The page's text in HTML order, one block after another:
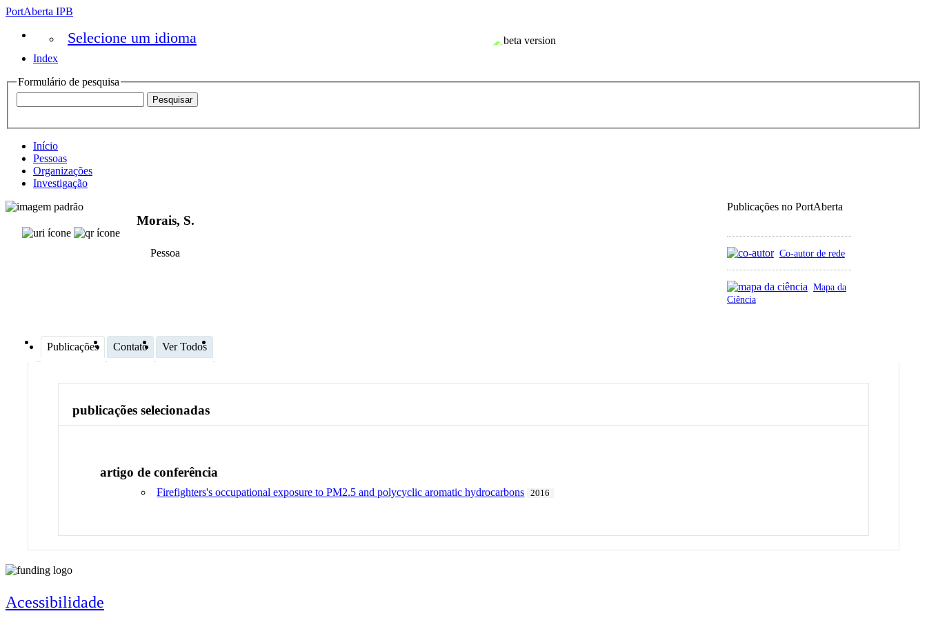
PortAberta IPB
Selecione um idioma
Index
Formulário de pesquisa
Início
Pessoas
Organizações
Investigação
Publicações no PortAberta
Co-autor de rede
Mapa da
Ciência
Morais, S.
Pessoa
Publicações Contato Ver Todos
publicações selecionadas
artigo de conferência
Firefighters's occupational exposure to PM2.5 and polycyclic aromatic hydrocarbons 2016
Acessibilidade